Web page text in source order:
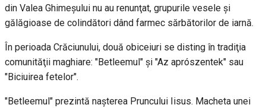
din Valea Ghimeşului nu au renunţat, grupurile vesele şi
gălăgioase de colindători dând farmec sărbătorilor de iarnă.
În perioada Crăciunului, două obiceiuri se disting în tradiţia
comunităţii maghiare: "Betleemul" şi "Az aprószentek" sau
"Biciuirea fetelor".
"Betleemul" prezintă naşterea Pruncului Iisus. Macheta unei